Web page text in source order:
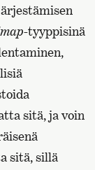
-tyyppisinä
sitä, ja voin
sitä, sillä